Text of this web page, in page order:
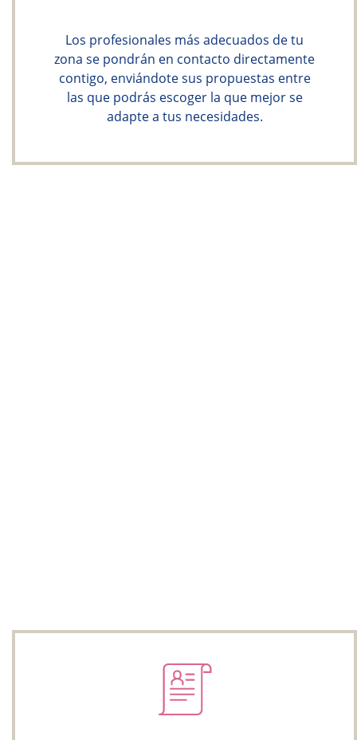
Los profesionales más adecuados de tu
zona se pondrán en contacto directamente
contigo, enviándote sus propuestas entre
las que podrás escoger la que mejor se
adapte a tus necesidades.